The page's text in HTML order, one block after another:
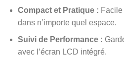
Compact et Pratique :
dans n’importe quel espace.
Suivi de Performance :
avec l’écran LCD intégré.